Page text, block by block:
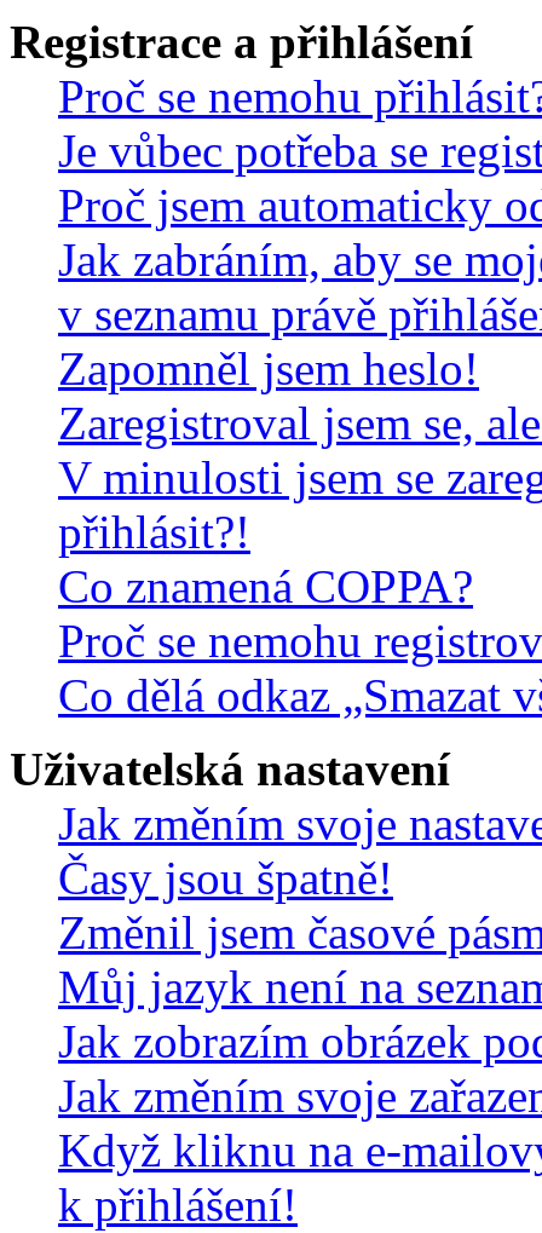
Registrace a přihlášení
Proč se nemohu
Je vůbec potřeba se
Proč jsem automaticky
Jak zabráním, aby se
v seznamu právě
Zapomněl jsem heslo!
Zaregistroval jsem se,
V minulosti jsem se
přihlásit?!
Co znamená COPPA?
Proč se nemohu
Co dělá odkaz „Smazat
Uživatelská nastavení
Jak změním svoje
Časy jsou špatně!
Změnil jsem časové
Můj jazyk není na
Jak zobrazím obrázek
Jak změním svoje
Když kliknu na e-
k přihlášení!